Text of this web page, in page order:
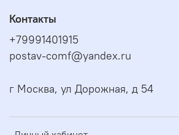
Контакты
+79991401915
postav-comf@yandex.ru
г Москва, ул Дорожная, д 54